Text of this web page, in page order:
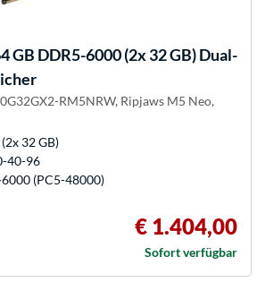
GB DDR5-6000 (2x 32 GB) Dual-
RM5NRW, Ripjaws M5 Neo,
32 GB)
40-96
(PC5-48000)
€ 1.404,00
Sofort verfügbar